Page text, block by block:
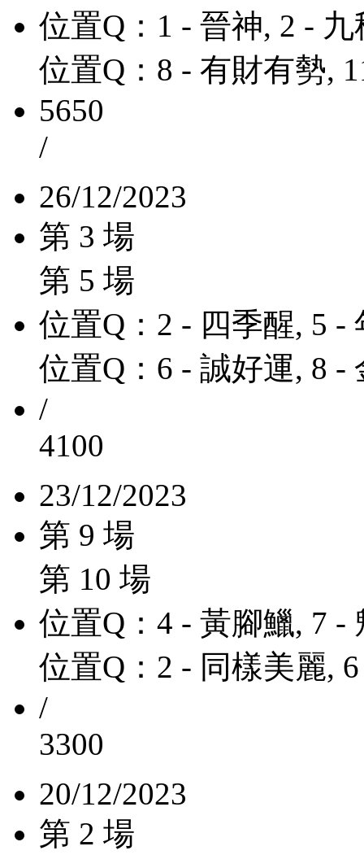
位置Q：1 - 晉神, 2 - 九
位置Q：8 - 有財有勢,
5650
/
26/12/2023
第 3 場
第 5 場
位置Q：2 - 四季醒, 5 -
位置Q：6 - 誠好運, 8 -
/
4100
23/12/2023
第 9 場
第 10 場
位置Q：4 - 黃腳鱲, 7 -
位置Q：2 - 同樣美麗,
/
3300
20/12/2023
第 2 場